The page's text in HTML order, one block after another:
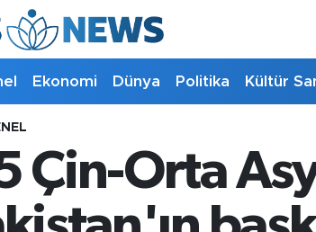
Ekonomi Dünya Politika Kültür
Çin-Orta